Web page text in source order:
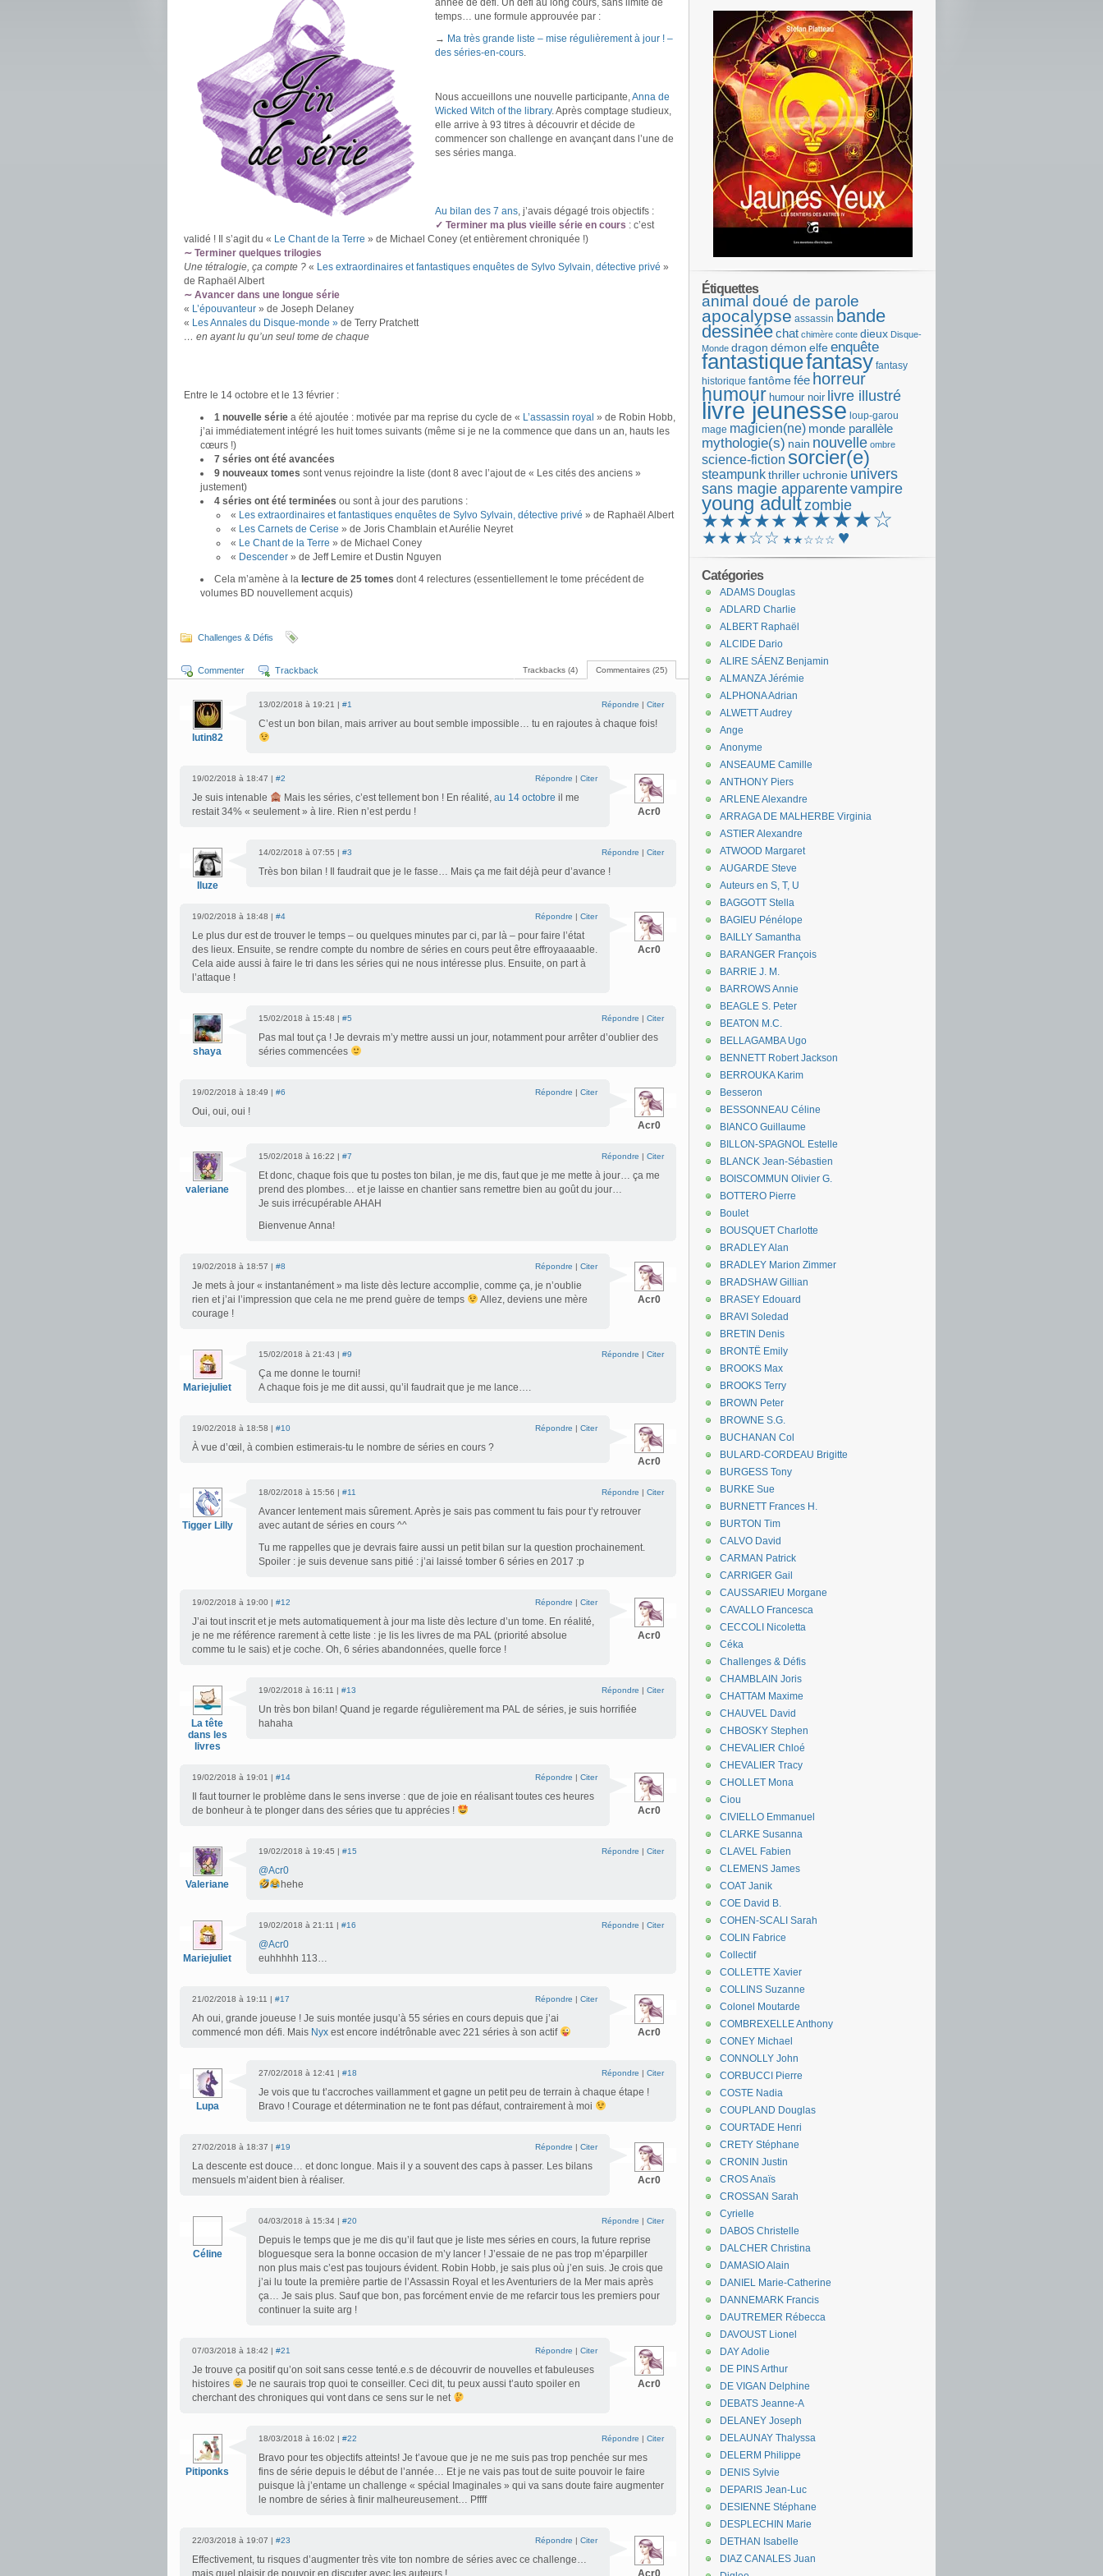
année de défi. Un défi au long cours, sans limite de
temps… une formule approuvée par :
→ Ma très grande liste – mise régulièrement à jour ! –
des séries-en-cours.
Nous accueillons une nouvelle participante,Anna de
Wicked Witch of the library. Après comptage studieux,
elle arrive à 93 titres à découvrir et décide de
commencer son challenge en avançant dans l’une de
ses séries manga.
Au bilan des 7 ans, j’avais dégagé trois objectifs :
✓ Terminer ma plus vieille série en cours : c’est
validé ! Il s’agit du « Le Chant de la Terre » de Michael Coney (et entièrement chroniquée !)
∼ Terminer quelques trilogies
Une tétralogie, ça compte ? « Les extraordinaires et fantastiques enquêtes de Sylvo Sylvain, détective privé »
de Raphaël Albert
∼ Avancer dans une longue série
« L’épouvanteur » de Joseph Delaney
« Les Annales du Disque-monde » de Terry Pratchett
… en ayant lu qu’un seul tome de chaque
Entre le 14 octobre et le 13 février :
1 nouvelle série a été ajoutée : motivée par ma reprise du cycle de « L’assassin royal » de Robin Hobb,
j’ai immédiatement intégré les huit tomes suivants (même si je ne la commence que dans un an, hauts les
cœurs !)
7 séries ont été avancées
9 nouveaux tomes sont venus rejoindre la liste (dont 8 avec l’ajout de « Les cités des anciens »
justement)
4 séries ont été terminées ou sont à jour des parutions :
« Les extraordinaires et fantastiques enquêtes de Sylvo Sylvain, détective privé » de Raphaël Albert
« Les Carnets de Cerise » de Joris Chamblain et Aurélie Neyret
« Le Chant de la Terre » de Michael Coney
« Descender » de Jeff Lemire et Dustin Nguyen
Cela m’amène à la lecture de 25 tomes dont 4 relectures (essentiellement le tome précédent de
volumes BD nouvellement acquis)
Challenges & Défis
Commentaires (25)
Trackbacks (4)
Commenter Trackback
lutin82
13/02/2018 à 19:21 | #1 Répondre | Citer
C’est un bon bilan, mais arriver au bout semble impossible… tu en rajoutes à chaque fois!
Acr0
19/02/2018 à 18:47 | #2 Répondre | Citer
Je suis intenable Mais les séries, c’est tellement bon ! En réalité, au 14 octobre il me
restait 34% « seulement » à lire. Rien n’est perdu !
Iluze
14/02/2018 à 07:55 | #3 Répondre | Citer
Très bon bilan ! Il faudrait que je le fasse… Mais ça me fait déjà peur d’avance !
Acr0
19/02/2018 à 18:48 | #4 Répondre | Citer
Le plus dur est de trouver le temps – ou quelques minutes par ci, par là – pour faire l’état
des lieux. Ensuite, se rendre compte du nombre de séries en cours peut être effroyaaaable.
Cela aide aussi à faire le tri dans les séries qui ne nous intéresse plus. Ensuite, on part à
l’attaque !
shaya
15/02/2018 à 15:48 | #5 Répondre | Citer
Pas mal tout ça ! Je devrais m’y mettre aussi un jour, notamment pour arrêter d’oublier des
séries commencées
Acr0
19/02/2018 à 18:49 | #6 Répondre | Citer
Oui, oui, oui !
valeriane
15/02/2018 à 16:22 | #7 Répondre | Citer
Et donc, chaque fois que tu postes ton bilan, je me dis, faut que je me mette à jour… ça me
prend des plombes… et je laisse en chantier sans remettre bien au goût du jour…
Je suis irrécupérable AHAH
Bienvenue Anna!
Acr0
19/02/2018 à 18:57 | #8 Répondre | Citer
Je mets à jour « instantanément » ma liste dès lecture accomplie, comme ça, je n’oublie
rien et j’ai l’impression que cela ne me prend guère de temps
Allez, deviens une mère
courage !
Mariejuliet
15/02/2018 à 21:43 | #9 Répondre | Citer
Ça me donne le tourni!
A chaque fois je me dit aussi, qu’il faudrait que je me lance….
Acr0
19/02/2018 à 18:58 | #10 Répondre | Citer
À vue d’œil, à combien estimerais-tu le nombre de séries en cours ?
Tigger Lilly
18/02/2018 à 15:56 | #11 Répondre | Citer
Avancer lentement mais sûrement. Après je sais pas comment tu fais pour t’y retrouver
avec autant de séries en cours ^^
Tu me rappelles que je devrais faire aussi un petit bilan sur la question prochainement.
Spoiler : je suis devenue sans pitié : j’ai laissé tomber 6 séries en 2017 :p
Acr0
19/02/2018 à 19:00 | #12 Répondre | Citer
J’ai tout inscrit et je mets automatiquement à jour ma liste dès lecture d’un tome. En réalité,
je ne me référence rarement à cette liste : je lis les livres de ma PAL (priorité absolue
comme tu le sais) et je coche. Oh, 6 séries abandonnées, quelle force !
La tête
dans les
livres
19/02/2018 à 16:11 | #13 Répondre | Citer
Un très bon bilan! Quand je regarde régulièrement ma PAL de séries, je suis horrifiée
hahaha
Acr0
19/02/2018 à 19:01 | #14 Répondre | Citer
Il faut tourner le problème dans le sens inverse : que de joie en réalisant toutes ces heures
de bonheur à te plonger dans des séries que tu apprécies !
Valeriane
19/02/2018 à 19:45 | #15 Répondre | Citer
@Acr0
hehe
Mariejuliet
19/02/2018 à 21:11 | #16 Répondre | Citer
@Acr0
euhhhhh 113…
Acr0
21/02/2018 à 19:11 | #17 Répondre | Citer
Ah oui, grande joueuse ! Je suis montée jusqu’à 55 séries en cours depuis que j’ai
commencé mon défi. Mais Nyx est encore indétrônable avec 221 séries à son actif
Lupa
27/02/2018 à 12:41 | #18 Répondre | Citer
Je vois que tu t’accroches vaillamment et gagne un petit peu de terrain à chaque étape !
Bravo ! Courage et détermination ne te font pas défaut, contrairement à moi
Acr0
27/02/2018 à 18:37 | #19 Répondre | Citer
La descente est douce… et donc longue. Mais il y a souvent des caps à passer. Les bilans
mensuels m’aident bien à réaliser.
Céline
04/03/2018 à 15:34 | #20 Répondre | Citer
Depuis le temps que je me dis qu’il faut que je liste mes séries en cours, la future reprise
bloguesque sera la bonne occasion de m’y lancer ! J’essaie de ne pas trop m’éparpiller
non plus mais c’est pas toujours évident. Robin Hobb, je sais plus où j’en suis. Je crois que
j’ai lu toute la première partie de l’Assassin Royal et les Aventuriers de la Mer mais après
ça… Je sais plus. Sauf que bon, pas forcément envie de me refarcir tous les premiers pour
continuer la suite arg !
Acr0
07/03/2018 à 18:42 | #21 Répondre | Citer
Je trouve ça positif qu’on soit sans cesse tenté.e.s de découvrir de nouvelles et fabuleuses
histoires
Je ne saurais trop quoi te conseiller. Ceci dit, tu peux aussi t’auto spoiler en
cherchant des chroniques qui vont dans ce sens sur le net
Pitiponks
18/03/2018 à 16:02 | #22 Répondre | Citer
Bravo pour tes objectifs atteints! Je t’avoue que je ne me suis pas trop penchée sur mes
fins de série depuis le début de l’année… Et je ne vais pas tout de suite pouvoir le faire
puisque là j’entame un challenge « spécial Imaginales » qui va sans doute faire augmenter
le nombre de séries à finir malheureusement… Pffff
Acr0
22/03/2018 à 19:07 | #23 Répondre | Citer
Effectivement, tu risques d’augmenter très vite ton nombre de séries avec ce challenge…
mais quel plaisir de pouvoir en discuter avec les auteurs !
Étiquettes
animal doué de parole
apocalypse assassin bande
dessinéechat chimère conte dieux Disque-
Monde dragon démon elfeenquête
fantastiquefantasy fantasy
historique fantômefée horreur
humour humour noir livre illustré
livre jeunesse loup-garou
mage magicien(ne) monde parallèle
mythologie(s) nain nouvelle ombre
science-fiction sorcier(e)
steampunkthriller uchronie univers
sans magie apparentevampire
young adultzombie
★★★★★ ★★★★☆
★★★☆☆ ★★☆☆☆ ♥
Catégories
ADAMS Douglas
ADLARD Charlie
ALBERT Raphaël
ALCIDE Dario
ALIRE SÁENZ Benjamin
ALMANZA Jérémie
ALPHONA Adrian
ALWETT Audrey
Ange
Anonyme
ANSEAUME Camille
ANTHONY Piers
ARLENE Alexandre
ARRAGA DE MALHERBE Virginia
ASTIER Alexandre
ATWOOD Margaret
AUGARDE Steve
Auteurs en S, T, U
BAGGOTT Stella
BAGIEU Pénélope
BAILLY Samantha
BARANGER François
BARRIE J. M.
BARROWS Annie
BEAGLE S. Peter
BEATON M.C.
BELLAGAMBA Ugo
BENNETT Robert Jackson
BERROUKA Karim
Besseron
BESSONNEAU Céline
BIANCO Guillaume
BILLON-SPAGNOL Estelle
BLANCK Jean-Sébastien
BOISCOMMUN Olivier G.
BOTTERO Pierre
Boulet
BOUSQUET Charlotte
BRADLEY Alan
BRADLEY Marion Zimmer
BRADSHAW Gillian
BRASEY Edouard
BRAVI Soledad
BRETIN Denis
BRONTË Emily
BROOKS Max
BROOKS Terry
BROWN Peter
BROWNE S.G.
BUCHANAN Col
BULARD-CORDEAU Brigitte
BURGESS Tony
BURKE Sue
BURNETT Frances H.
BURTON Tim
CALVO David
CARMAN Patrick
CARRIGER Gail
CAUSSARIEU Morgane
CAVALLO Francesca
CECCOLI Nicoletta
Céka
Challenges & Défis
CHAMBLAIN Joris
CHATTAM Maxime
CHAUVEL David
CHBOSKY Stephen
CHEVALIER Chloé
CHEVALIER Tracy
CHOLLET Mona
Ciou
CIVIELLO Emmanuel
CLARKE Susanna
CLAVEL Fabien
CLEMENS James
COAT Janik
COE David B.
COHEN-SCALI Sarah
COLIN Fabrice
Collectif
COLLETTE Xavier
COLLINS Suzanne
Colonel Moutarde
COMBREXELLE Anthony
CONEY Michael
CONNOLLY John
CORBUCCI Pierre
COSTE Nadia
COUPLAND Douglas
COURTADE Henri
CRETY Stéphane
CRONIN Justin
CROS Anaïs
CROSSAN Sarah
Cyrielle
DABOS Christelle
DALCHER Christina
DAMASIO Alain
DANIEL Marie-Catherine
DANNEMARK Francis
DAUTREMER Rébecca
DAVOUST Lionel
DAY Adolie
DE PINS Arthur
DE VIGAN Delphine
DEBATS Jeanne-A
DELANEY Joseph
DELAUNAY Thalyssa
DELERM Philippe
DENIS Sylvie
DEPARIS Jean-Luc
DESIENNE Stéphane
DESPLECHIN Marie
DETHAN Isabelle
DIAZ CANALES Juan